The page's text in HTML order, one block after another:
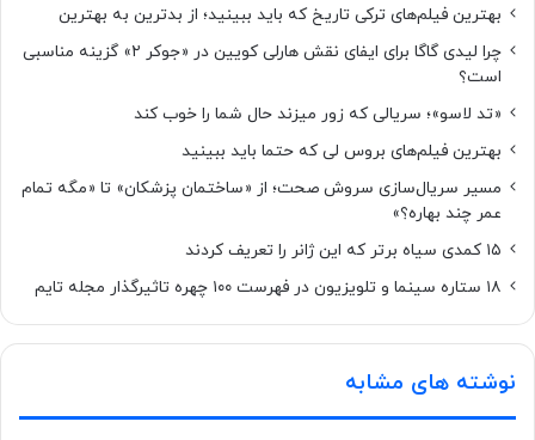
بهترین فیلم‌های ترکی تاریخ که باید ببینید؛ از بدترین به بهترین
چرا لیدی گاگا برای ایفای نقش هارلی کویین در «جوکر ۲» گزینه مناسبی
است؟
«تد لاسو»؛ سریالی که زور میزند حال شما را خوب کند
بهترین فیلم‌های بروس لی که حتما باید ببینید
مسیر سریال‌سازی سروش صحت؛ از «ساختمان پزشکان» تا «مگه تمام
عمر چند بهاره؟»
۱۵ کمدی سیاه برتر که این ژانر را تعریف کردند
۱۸ ستاره‌ سینما و تلویزیون در فهرست ۱۰۰ چهره تاثیرگذار مجله تایم
نوشته های مشابه